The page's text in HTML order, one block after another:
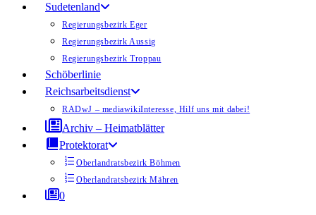
Sudetenland
Regierungsbezirk Eger
Regierungsbezirk Aussig
Regierungsbezirk Troppau
Schöberlinie
Reichsarbeitsdienst
RADwJ – mediawikiInteresse, Hilf uns mit dabei!
Archiv – Heimatblätter
Protektorat
Oberlandratsbezirk Böhmen
Oberlandratsbezirk Mähren
0